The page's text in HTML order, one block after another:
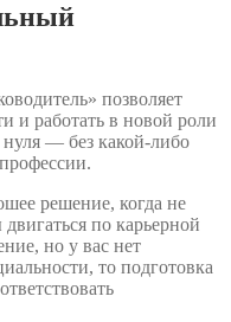
позволяет
и работать в новой роли
— без какой-либо
решение, когда не
по карьерной
но у вас нет
то подготовка